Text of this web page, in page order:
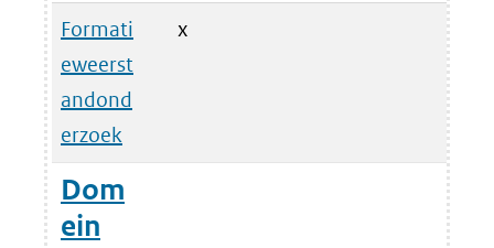
Formati
eweerst
andond
erzoek
x
Dom
ein